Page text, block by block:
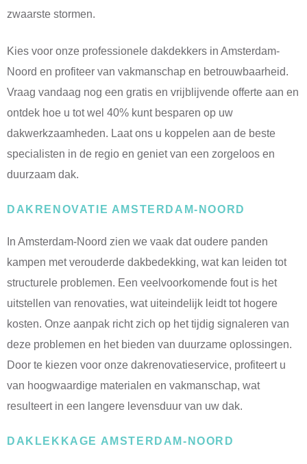
zwaarste stormen.
Kies voor onze professionele dakdekkers in Amsterdam-
Noord en profiteer van vakmanschap en betrouwbaarheid.
Vraag vandaag nog een gratis en vrijblijvende offerte aan en
ontdek hoe u tot wel 40% kunt besparen op uw
dakwerkzaamheden. Laat ons u koppelen aan de beste
specialisten in de regio en geniet van een zorgeloos en
duurzaam dak.
DAKRENOVATIE AMSTERDAM-NOORD
In Amsterdam-Noord zien we vaak dat oudere panden
kampen met verouderde dakbedekking, wat kan leiden tot
structurele problemen. Een veelvoorkomende fout is het
uitstellen van renovaties, wat uiteindelijk leidt tot hogere
kosten. Onze aanpak richt zich op het tijdig signaleren van
deze problemen en het bieden van duurzame oplossingen.
Door te kiezen voor onze dakrenovatieservice, profiteert u
van hoogwaardige materialen en vakmanschap, wat
resulteert in een langere levensduur van uw dak.
DAKLEKKAGE AMSTERDAM-NOORD